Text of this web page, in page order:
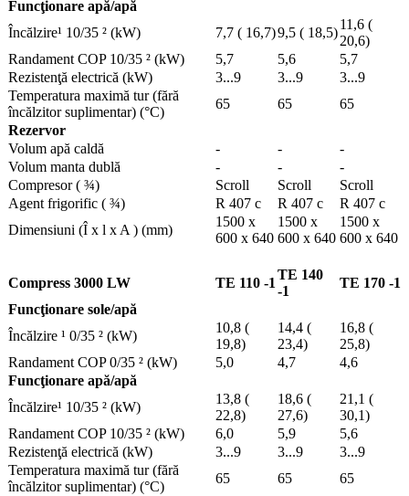
Funcţionare apă/apă
Încălzire¹ 10/35 ² (kW)
7,7 ( 16,7)9,5 ( 18,5)
11,6 (
20,6)
Randament COP 10/35 ² (kW)
5,7 5,6
5,7
Rezistenţă electrică (kW)
3...9 3...9
3...9
Temperatura maximă tur (fără
încălzitor suplimentar) (°C)
65 65
65
Rezervor
Volum apă caldă
- -
-
Volum manta dublă
- -
-
Compresor ( ¾)
Scroll Scroll
Scroll
Agent frigorific ( ¾)
R 407 c R 407 c
R 407 c
Dimensiuni (Î x l x A ) (mm)
1500 x
600 x 640
1500 x
600 x 640
1500 x
600 x 640
Compress 3000 LW TE 110 -1
TE 140
-1
TE 170 -1
Funcţionare sole/apă
Încălzire ¹ 0/35 ² (kW)
10,8 (
19,8)
14,4 (
23,4)
16,8 (
25,8)
Randament COP 0/35 ² (kW)
5,0 4,7
4,6
Funcţionare apă/apă
Încălzire¹ 10/35 ² (kW)
13,8 (
22,8)
18,6 (
27,6)
21,1 (
30,1)
Randament COP 10/35 ² (kW)
6,0 5,9
5,6
Rezistenţă electrică (kW)
3...9 3...9
3...9
Temperatura maximă tur (fără
încălzitor suplimentar) (°C)
65 65
65